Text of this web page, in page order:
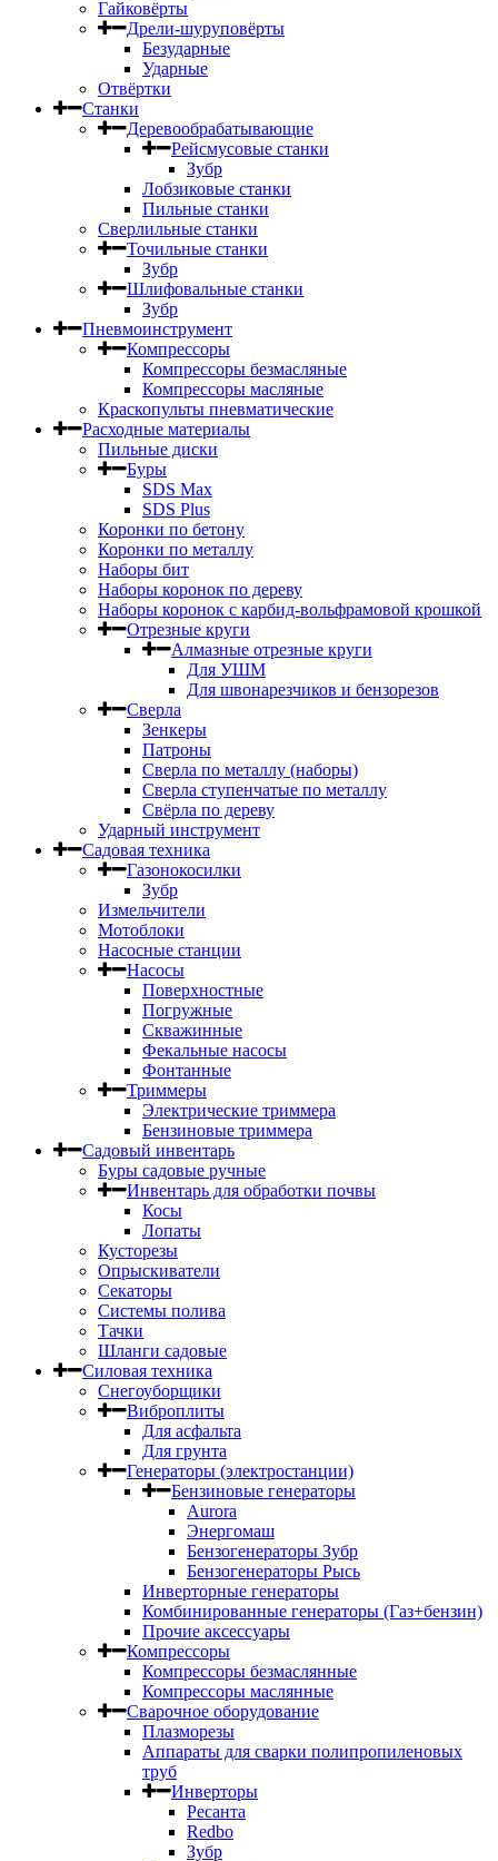
Гайковёрты
Дрели-шуруповёрты
Безударные
Ударные
Отвёртки
Станки
Деревообрабатывающие
Рейсмусовые станки
Зубр
Лобзиковые станки
Пильные станки
Сверлильные станки
Точильные станки
Зубр
Шлифовальные станки
Зубр
Пневмоинструмент
Компрессоры
Компрессоры безмасляные
Компрессоры масляные
Краскопульты пневматические
Расходные материалы
Пильные диски
Буры
SDS Max
SDS Plus
Коронки по бетону
Коронки по металлу
Наборы бит
Наборы коронок по дереву
Наборы коронок с карбид-вольфрамовой крошкой
Отрезные круги
Алмазные отрезные круги
Для УШМ
Для швонарезчиков и бензорезов
Сверла
Зенкеры
Патроны
Сверла по металлу (наборы)
Сверла ступенчатые по металлу
Свёрла по дереву
Ударный инструмент
Садовая техника
Газонокосилки
Зубр
Измельчители
Мотоблоки
Насосные станции
Насосы
Поверхностные
Погружные
Скважинные
Фекальные насосы
Фонтанные
Триммеры
Электрические триммера
Бензиновые триммера
Садовый инвентарь
Буры садовые ручные
Инвентарь для обработки почвы
Косы
Лопаты
Кусторезы
Опрыскиватели
Секаторы
Системы полива
Тачки
Шланги садовые
Силовая техника
Снегоуборщики
Виброплиты
Для асфальта
Для грунта
Генераторы (электростанции)
Бензиновые генераторы
Aurora
Энергомаш
Бензогенераторы Зубр
Бензогенераторы Рысь
Инверторные генераторы
Комбинированные генераторы (Газ+бензин)
Прочие аксессуары
Компрессоры
Компрессоры безмаслянные
Компрессоры маслянные
Сварочное оборудование
Плазморезы
Аппараты для сварки полипропиленовых
труб
Инверторы
Ресанта
Redbo
Зубр